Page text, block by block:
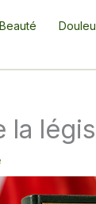
Beauté
la